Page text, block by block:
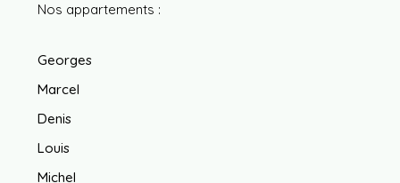
Nos appartements :
Georges
Marcel
Denis
Louis
Michel